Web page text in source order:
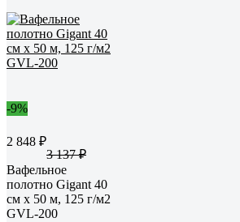
-9%
2 848 ₽
3 137 ₽
Вафельное
полотно Gigant 40
см х 50 м, 125 г/м2
GVL-200